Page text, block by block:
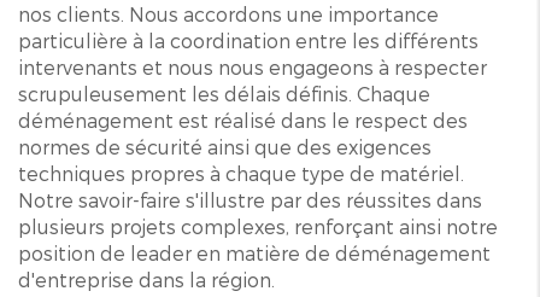
nos clients. Nous accordons une importance
particulière à la coordination entre les différents
intervenants et nous nous engageons à respecter
scrupuleusement les délais définis. Chaque
déménagement est réalisé dans le respect des
normes de sécurité ainsi que des exigences
techniques propres à chaque type de matériel.
Notre savoir-faire s'illustre par des réussites dans
plusieurs projets complexes, renforçant ainsi notre
position de leader en matière de déménagement
d'entreprise dans la région.